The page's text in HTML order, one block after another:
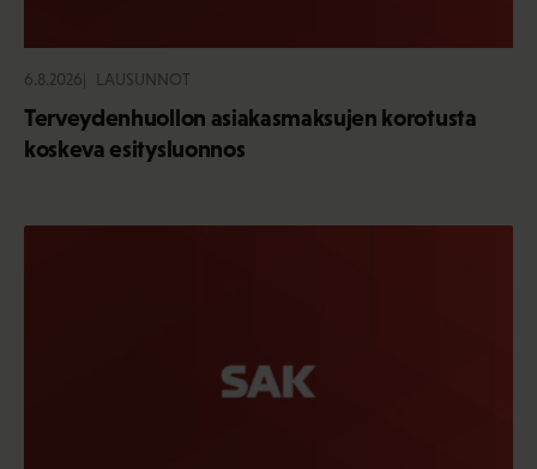
6.8.2026 LAUSUNNOT
Terveydenhuollon asiakasmaksujen korotusta
koskeva esitysluonnos